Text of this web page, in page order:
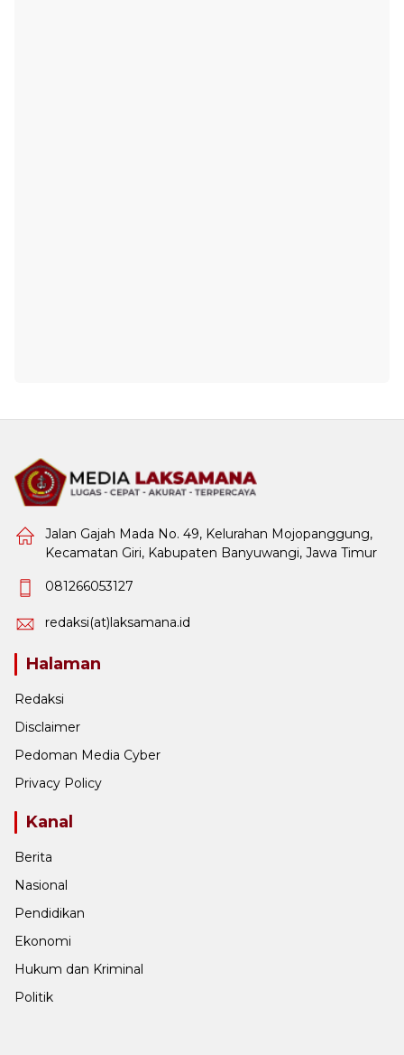
Jalan Gajah Mada No. 49, Kelurahan Mojopanggung,
Kecamatan Giri, Kabupaten Banyuwangi, Jawa Timur
081266053127
redaksi(at)laksamana.id
Halaman
Redaksi
Disclaimer
Pedoman Media Cyber
Privacy Policy
Kanal
Berita
Nasional
Pendidikan
Ekonomi
Hukum dan Kriminal
Politik